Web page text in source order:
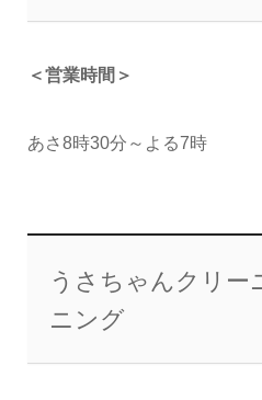
＜営業時間＞
あさ8時30分～よる7時
うさちゃんクリー
ニング